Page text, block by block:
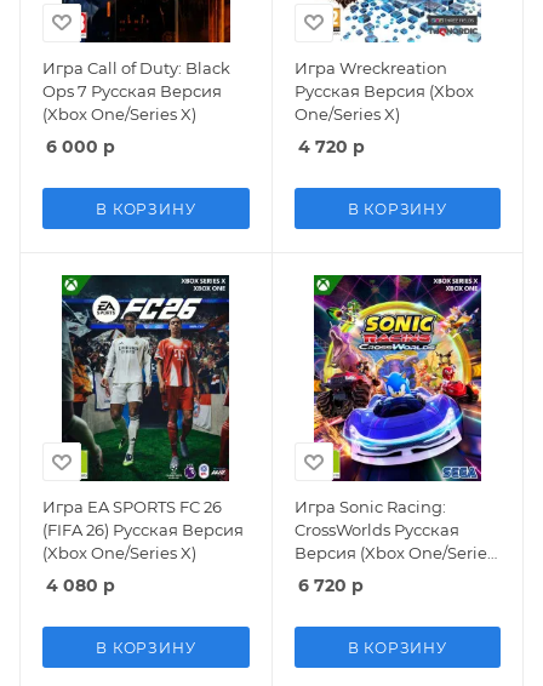
Игра Call of Duty: Black
Ops 7 Русская Версия
(Xbox One/Series X)
6 000 р
В КОРЗИНУ
Игра Wreckreation
Русская Версия (Xbox
One/Series X)
4 720 р
В КОРЗИНУ
Игра EA SPORTS FC 26
(FIFA 26) Русская Версия
(Xbox One/Series X)
4 080 р
В КОРЗИНУ
Игра Sonic Racing:
CrossWorlds Русская
Версия (Xbox One/Series
X)
6 720 р
В КОРЗИНУ